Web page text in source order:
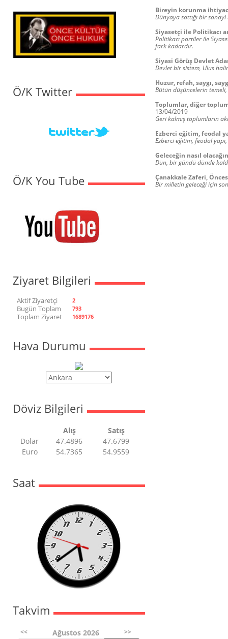
Ö/K Twitter
Ö/K You Tube
Ziyaret Bilgileri
Aktif Ziyaretçi 2
Bugün Toplam 793
Toplam Ziyaret 1689176
Hava Durumu
Döviz Bilgileri
Alış
Satış
Dolar
47.4896
47.6799
Euro
54.7365 54.9559
Saat
Takvim
<< Ağustos 2026 >>
Bireyin korunma
Dünyaya sattığı bir
Siyasetçi ile Politikacı
Politikacı partiler ile
fark kadardır.
Siyasi Görüş Devlet
Devlet bir sistem, Ulus
Huzur, refah, saygı,
Bütün düşüncelerin
Toplumlar, diğer
13/04/2019
Geri kalmış toplumların
Ezberci eğitim, feodal
Ezberci eğitim, feodal
Geleceğin nasıl
Dün, bir gündü dünde
Çanakkale Zaferi,
Bir milletin geleceği için